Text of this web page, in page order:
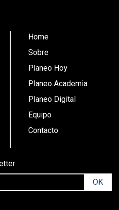
Home
Sobre
Planeo Hoy
Planeo Academia
Planeo Digital
Equipo
Contacto
OK